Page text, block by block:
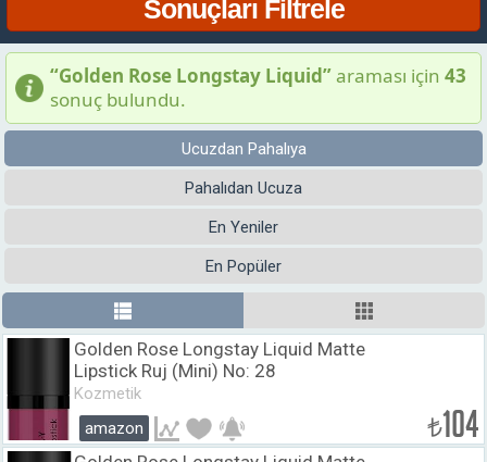
“Golden Rose Longstay Liquid”araması için 43
sonuç bulundu.
Ucuzdan Pahalıya
Pahalıdan Ucuza
En Yeniler
En Popüler
Golden Rose Longstay Liquid Matte
Lipstick Ruj (Mini) No: 28
Kozmetik
amazon
₺104